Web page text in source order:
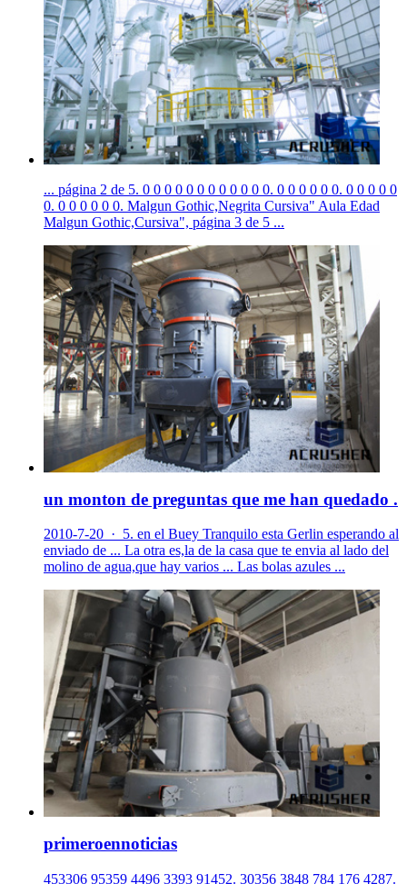
... página 2 de 5. 0 0 0 0 0 0 0 0 0 0 0 0. 0 0 0 0 0 0. 0 0 0 0 0
0. 0 0 0 0 0 0. Malgun Gothic,Negrita Cursiva" Aula Edad
Malgun Gothic,Cursiva", página 3 de 5 ...
un monton de preguntas que me han quedado .
2010-7-20 · 5. en el Buey Tranquilo esta Gerlin esperando al
enviado de ... La otra es,la de la casa que te envia al lado del
molino de agua,que hay varios ... Las bolas azules ...
primeroennoticias
453306 95359 4496 3393 91452. 30356 3848 784 176 4287.